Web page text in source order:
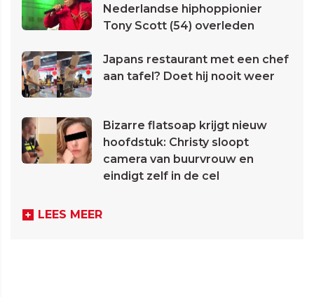
Nederlandse hiphoppionier
Tony Scott (54) overleden
Japans restaurant met een chef
aan tafel? Doet hij nooit weer
Bizarre flatsoap krijgt nieuw
hoofdstuk: Christy sloopt
camera van buurvrouw en
eindigt zelf in de cel
LEES MEER